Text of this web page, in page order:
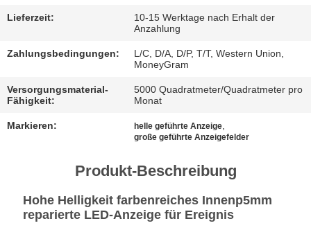
FÄLLE
JETZT
BAIDU
SITEMAP
DATENSCHUTZRICHTLINIE
Lieferzeit:
10-15 Werktage nach Erhalt der
Anzahlung
Zahlungsbedingungen:
L/C, D/A, D/P, T/T, Western Union,
MoneyGram
Versorgungsmaterial-
Fähigkeit:
5000 Quadratmeter/Quadratmeter pro
Monat
Markieren: helle geführte Anzeige
große geführte Anzeigefelder
Produkt-Beschreibung
Hohe Helligkeit farbenreiches Innenp5mm
reparierte LED-Anzeige für Ereignis